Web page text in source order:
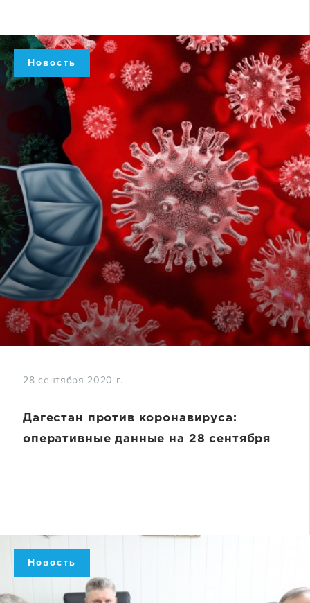
Новость
28 сентября 2020 г.
Дагестан против коронавируса:
оперативные данные на 28 сентября
Новость